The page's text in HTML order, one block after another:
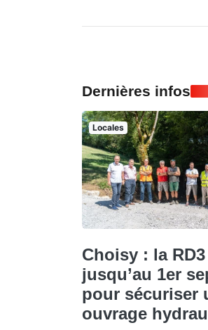
Dernières infos
Locales
Choisy : la
jusqu’au 1er
pour sécuriser
ouvrage